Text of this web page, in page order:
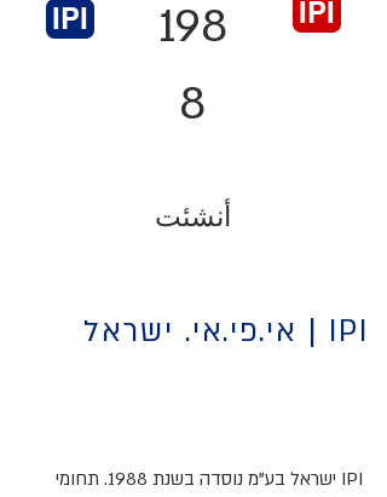
IPI
198
8
IPI
أنشئت
IPI | אי.פי.אי. ישראל
IPI ישראל בע"מ נוסדה בשנת 1988. תחומי